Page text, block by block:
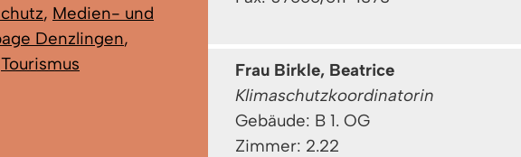
, Medien- und
Denzlingen,
Tourismus
Frau Birkle, Beatrice
Klimaschutzkoordinatorin
Gebäude: B 1. OG
Zimmer: 2.22